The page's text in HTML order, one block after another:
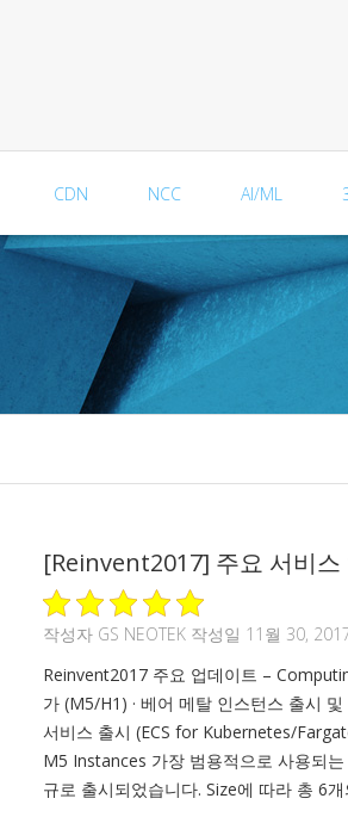
CDN NCC AI/ML
[Reinvent2017] 주요 서비
작성자 GS NEOTEK 작성일 11월 30,
Reinvent2017 주요 업데이트 –
가 (M5/H1) · 베어 메탈 인스턴스 출시
서비스 출시 (ECS for Kubernetes/
M5 Instances 가장 범용적으로 사용되
규로 출시되었습니다. Size에 따라 총 6